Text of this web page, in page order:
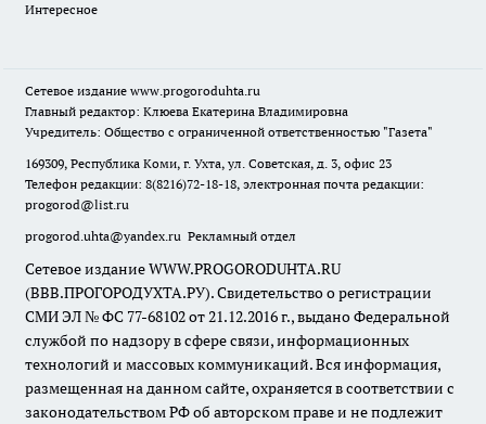
Интересное
Сетевое издание www.progoroduhta.ru
Главный редактор: Клюева Екатерина Владимировна
Учредитель: Общество с ограниченной ответственностью "Газета"
169309, Республика Коми, г. Ухта, ул. Советская, д. 3, офис 23
Телефон редакции: 8(8216)72-18-18, электронная почта редакции:
progorod@list.ru
progorod.uhta@yandex.ru Рекламный отдел
Сетевое издание WWW.PROGORODUHTA.RU
(ВВВ.ПРОГОРОДУХТА.РУ). Свидетельство о регистрации
СМИ ЭЛ № ФС 77-68102 от 21.12.2016 г., выдано Федеральной
службой по надзору в сфере связи, информационных
технологий и массовых коммуникаций. Вся информация,
размещенная на данном сайте, охраняется в соответствии с
законодательством РФ об авторском праве и не подлежит